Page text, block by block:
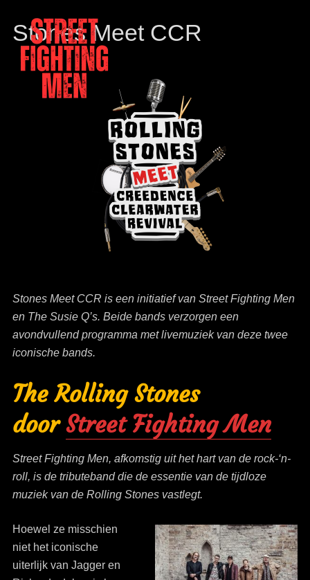
Street Fighting Men
Stones Meet CCR
Stones Meet CCR is een initiatief van Street Fighting Men
en The Susie Q’s. Beide bands verzorgen een
avondvullend programma met livemuziek van deze twee
iconische bands.
The Rolling Stones
doorStreet Fighting Men
Street Fighting Men, afkomstig uit het hart van de rock-‘n-
roll, is de tributeband die de essentie van de tijdloze
muziek van de Rolling Stones vastlegt.
Hoewel ze misschien
niet het iconische
uiterlijk van Jagger en